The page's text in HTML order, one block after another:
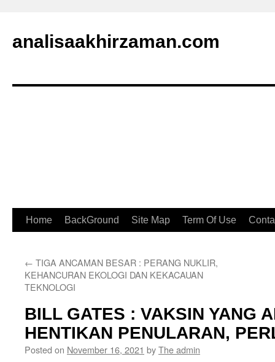
analisaakhirzaman.com
Home BackGround Site Map Term Of Use
← TIGA ANCAMAN BESAR : PERANG NUKLIR,
KEHANCURAN EKOLOGI DAN KEKACAUAN
TEKNOLOGI
BILL GATES : VAKSIN YANG
HENTIKAN PENULARAN,
Posted on November 16, 2021 byThe admin